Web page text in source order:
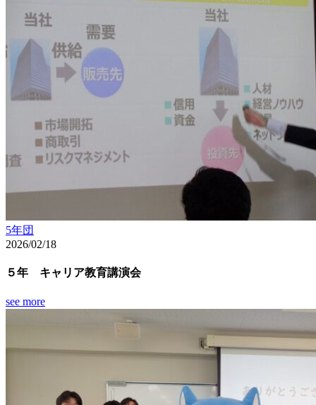
5年団
2026/02/18
５年 キャリア教育講演会
see more